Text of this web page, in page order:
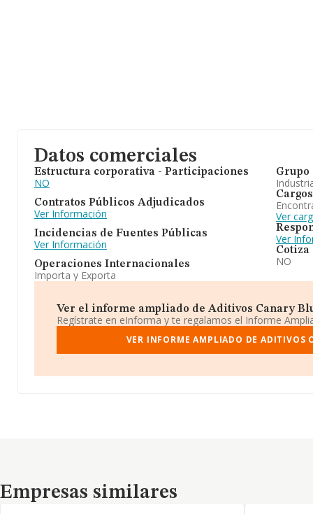
Datos comerciales
Estructura corporativa - Participaciones
NO
Contratos Públicos Adjudicados
Ver Información
Incidencias de Fuentes Públicas
Ver Información
Operaciones Internacionales
Importa y Exporta
Grupo
Cargos
Ver
Ver
Cotiza
NO
Ver el informe ampliado de Aditivos Canary
Regístrate en eInforma y te regalamos el Informe
VER INFORME AMPLIADO DE ADITIVOS
Empresas similares
Empresas similares